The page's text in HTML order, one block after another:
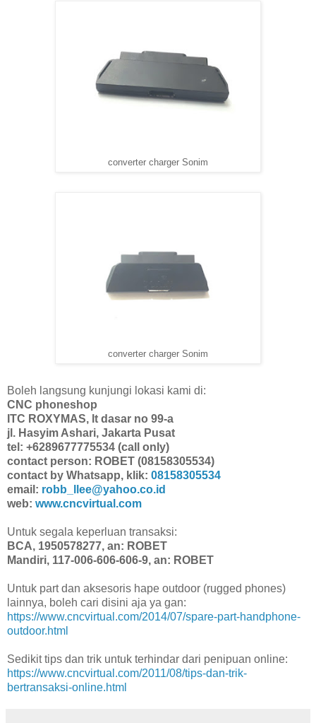
converter charger Sonim
converter charger Sonim
Boleh langsung kunjungi lokasi kami di:
CNC phoneshop
ITC ROXYMAS, lt dasar no 99-a
jl. Hasyim Ashari, Jakarta Pusat
tel: +6289677775534 (call only)
contact person: ROBET (08158305534)
contact by Whatsapp, klik: 08158305534
email: robb_llee@yahoo.co.id
web: www.cncvirtual.com
Untuk segala keperluan transaksi:
BCA, 1950578277, an: ROBET
Mandiri, 117-006-606-606-9, an: ROBET
Untuk part dan aksesoris hape outdoor (rugged phones)
lainnya, boleh cari disini aja ya gan:
https://www.cncvirtual.com/2014/07/spare-part-handphone-
outdoor.html
Sedikit tips dan trik untuk terhindar dari penipuan online:
https://www.cncvirtual.com/2011/08/tips-dan-trik-
bertransaksi-online.html